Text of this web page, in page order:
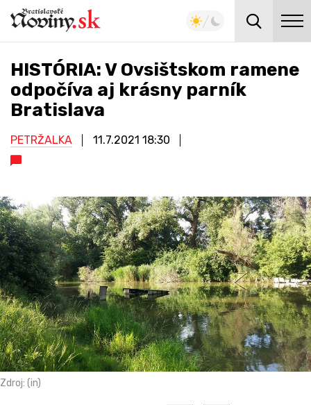
HISTÓRIA: V Ovsištskom ramene
odpočíva aj krásny parník
Bratislava
PETRŽALKA 11.7.2021 18:30
Zdroj: (in)